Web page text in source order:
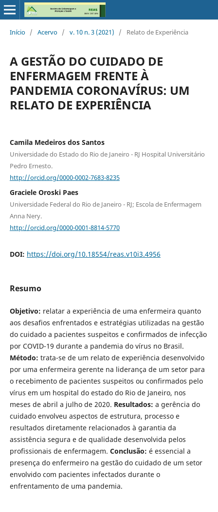
Início / Acervo / v. 10 n. 3 (2021) / Relato de Experiência
A GESTÃO DO CUIDADO DE
ENFERMAGEM FRENTE À
PANDEMIA CORONAVÍRUS: UM
RELATO DE EXPERIÊNCIA
Camila Medeiros dos Santos
Universidade do Estado do Rio de Janeiro - RJ Hospital Universitário
Pedro Ernesto.
http://orcid.org/0000-0002-7683-8235
Graciele Oroski Paes
Universidade Federal do Rio de Janeiro - RJ; Escola de Enfermagem
Anna Nery.
http://orcid.org/0000-0001-8814-5770
DOI: https://doi.org/10.18554/reas.v10i3.4956
Resumo
Objetivo: relatar a experiência de uma enfermeira quanto
aos desafios enfrentados e estratégias utilizadas na gestão
do cuidado a pacientes suspeitos e confirmados de infecção
por COVID-19 durante a pandemia do vírus no Brasil.
Método: trata-se de um relato de experiência desenvolvido
por uma enfermeira gerente na liderança de um setor para
o recebimento de pacientes suspeitos ou confirmados pelo
vírus em um hospital do estado do Rio de Janeiro, nos
meses de abril a julho de 2020. Resultados: a gerência do
cuidado envolveu aspectos de estrutura, processo e
resultados diretamente relacionados à garantia da
assistência segura e de qualidade desenvolvida pelos
profissionais de enfermagem. Conclusão: é essencial a
presença do enfermeiro na gestão do cuidado de um setor
envolvido com pacientes infectados durante o
enfrentamento de uma pandemia.